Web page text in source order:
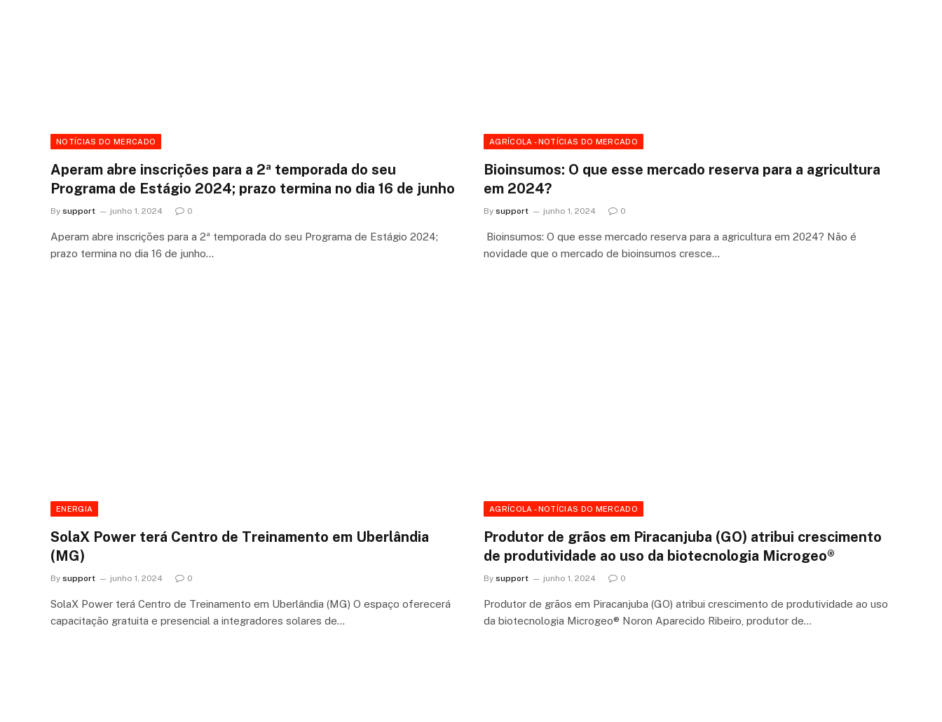
NOTÍCIAS DO MERCADO
Aperam abre inscrições para a 2ª temporada do seu
Programa de Estágio 2024; prazo termina no dia 16 de junho
By support junho 1, 2024 0
Aperam abre inscrições para a 2ª temporada do seu Programa de Estágio 2024;
prazo termina no dia 16 de junho…
AGRÍCOLA - NOTÍCIAS DO MERCADO
Bioinsumos: O que esse mercado reserva para a agricultura
em 2024?
By support junho 1, 2024 0
Bioinsumos: O que esse mercado reserva para a agricultura em 2024? Não é
novidade que o mercado de bioinsumos cresce…
ENERGIA
SolaX Power terá Centro de Treinamento em Uberlândia
(MG)
By support junho 1, 2024 0
SolaX Power terá Centro de Treinamento em Uberlândia (MG) O espaço oferecerá
capacitação gratuita e presencial a integradores solares de…
AGRÍCOLA - NOTÍCIAS DO MERCADO
Produtor de grãos em Piracanjuba (GO) atribui crescimento
de produtividade ao uso da biotecnologia Microgeo®
By support junho 1, 2024 0
Produtor de grãos em Piracanjuba (GO) atribui crescimento de produtividade ao uso
da biotecnologia Microgeo® Noron Aparecido Ribeiro, produtor de…